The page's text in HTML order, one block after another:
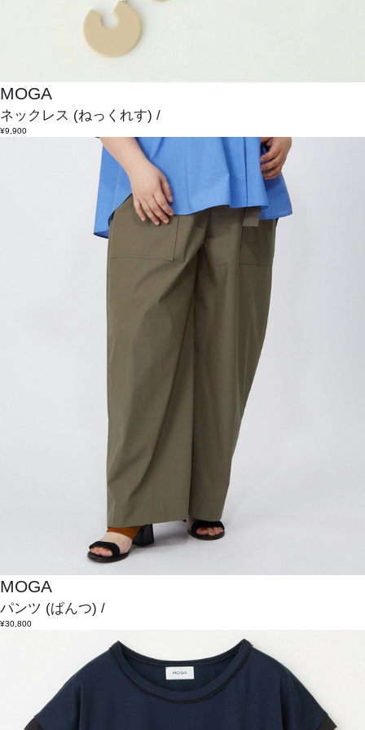
MOGA
ネックレス (ねっくれす) /
¥9,900
MOGA
パンツ (ぱんつ) /
¥30,800